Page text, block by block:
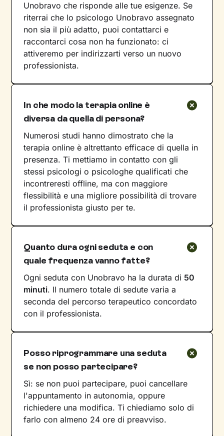
Unobravo che risponde alle tue esigenze. Se
riterrai che lo psicologo Unobravo assegnato
non sia il più adatto, puoi contattarci e
raccontarci cosa non ha funzionato: ci
attiveremo per indirizzarti verso un nuovo
professionista.
In che modo la terapia online è
diversa da quella di persona?
Numerosi studi hanno dimostrato che la
terapia online è altrettanto efficace di quella in
presenza. Ti mettiamo in contatto con gli
stessi psicologi o psicologhe qualificati che
incontreresti offline, ma con maggiore
flessibilità e una migliore possibilità di trovare
il professionista giusto per te.
Quanto dura ogni seduta e con
quale frequenza vanno fatte?
Ogni seduta con Unobravo ha la durata di 50
minuti. Il numero totale di sedute varia a
seconda del percorso terapeutico concordato
con il professionista.
Posso riprogrammare una seduta
se non posso partecipare?
Sì: se non puoi partecipare, puoi cancellare
l'appuntamento in autonomia, oppure
richiedere una modifica. Ti chiediamo solo di
farlo con almeno 24 ore di preavviso.